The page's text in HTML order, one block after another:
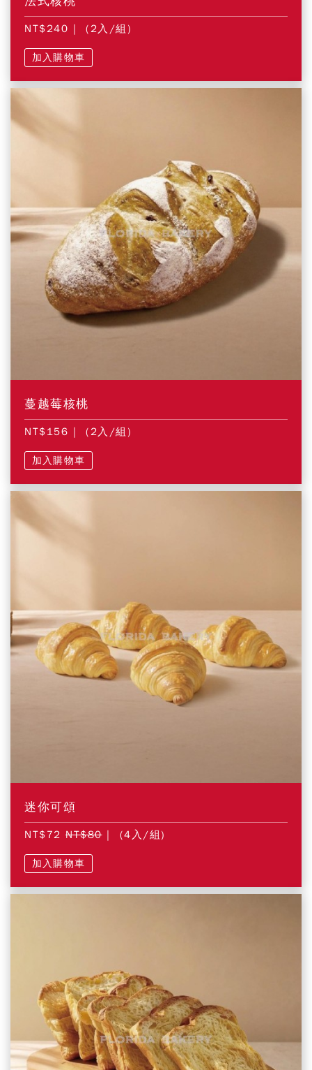
NT$240 | (2入/組)
加入購物車
蔓越莓核桃
NT$156 | (2入/組)
加入購物車
迷你可頌
NT$72 NT$80| (4入/組)
加入購物車